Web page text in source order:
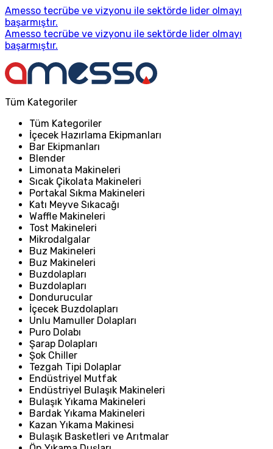
Amesso tecrübe ve vizyonu ile sektörde lider olmayı
başarmıştır.
Amesso tecrübe ve vizyonu ile sektörde lider olmayı
başarmıştır.
Tüm Kategoriler
Tüm Kategoriler
İçecek Hazırlama Ekipmanları
Bar Ekipmanları
Blender
Limonata Makineleri
Sıcak Çikolata Makineleri
Portakal Sıkma Makineleri
Katı Meyve Sıkacağı
Waffle Makineleri
Tost Makineleri
Mikrodalgalar
Buz Makineleri
Buz Makineleri
Buzdolapları
Buzdolapları
Dondurucular
İçecek Buzdolapları
Unlu Mamuller Dolapları
Puro Dolabı
Şarap Dolapları
Şok Chiller
Tezgah Tipi Dolaplar
Endüstriyel Mutfak
Endüstriyel Bulaşık Makineleri
Bulaşık Yıkama Makineleri
Bardak Yıkama Makineleri
Kazan Yıkama Makinesi
Bulaşık Basketleri ve Arıtmalar